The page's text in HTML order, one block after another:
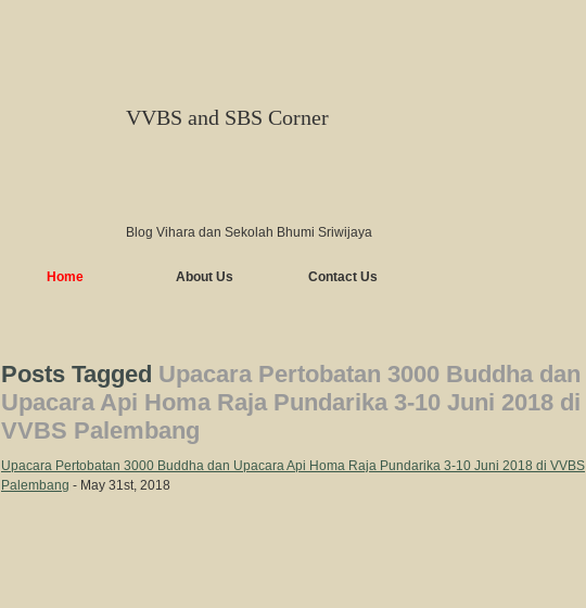
VVBS and SBS Corner
Blog Vihara dan Sekolah Bhumi Sriwijaya
Home About Us Contact Us
Posts Tagged Upacara Pertobatan 3000 Buddha dan
Upacara Api Homa Raja Pundarika 3-10 Juni 2018 di
VVBS Palembang
Upacara Pertobatan 3000 Buddha dan Upacara Api Homa Raja Pundarika 3-10 Juni 2018 di VVBS
Palembang - May 31st, 2018